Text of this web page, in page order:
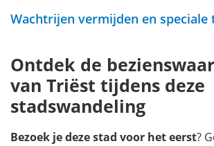
Wachtrijen vermijden en speciale
Ontdek de
van Triëst tijdens deze
stadswandeling
Bezoek je deze stad voor het eerst?